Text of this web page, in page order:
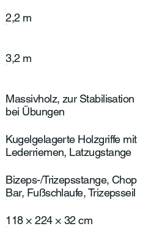
2,2 m
3,2 m
Massivholz, zur Stabilisation
bei Übungen
Kugelgelagerte Holzgriffe mit
Lederriemen, Latzugstange
Bizeps-/Trizepsstange, Chop
Bar, Fußschlaufe, Trizepsseil
118 × 224 × 32 cm